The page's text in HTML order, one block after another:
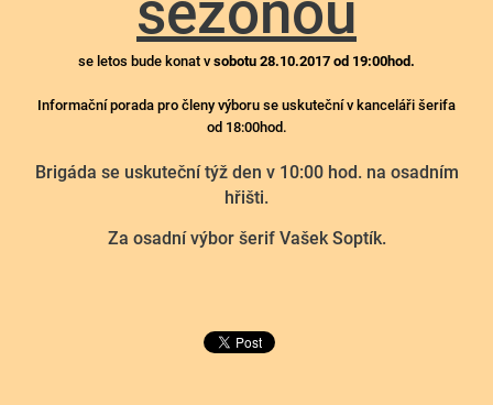
se letos bude konat vsobotu 28.10.2017 od 19:00hod.
Informační porada pro členy výboru se uskuteční v kanceláři šerifa
od 18:00hod.
Brigáda se uskuteční týž den v 10:00 hod. na osadním
hřišti.
Za osadní výbor šerif Vašek Soptík.